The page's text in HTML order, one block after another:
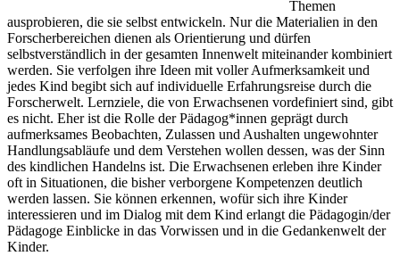
Themen
ausprobieren, die sie selbst entwickeln. Nur die Materialien in den
Forscherbereichen dienen als Orientierung und dürfen
selbstverständlich in der gesamten Innenwelt miteinander kombiniert
werden. Sie verfolgen ihre Ideen mit voller Aufmerksamkeit und
jedes Kind begibt sich auf individuelle Erfahrungsreise durch die
Forscherwelt. Lernziele, die von Erwachsenen vordefiniert sind, gibt
es nicht. Eher ist die Rolle der Pädagog*innen geprägt durch
aufmerksames Beobachten, Zulassen und Aushalten ungewohnter
Handlungsabläufe und dem Verstehen wollen dessen, was der Sinn
des kindlichen Handelns ist. Die Erwachsenen erleben ihre Kinder
oft in Situationen, die bisher verborgene Kompetenzen deutlich
werden lassen. Sie können erkennen, wofür sich ihre Kinder
interessieren und im Dialog mit dem Kind erlangt die Pädagogin/der
Pädagoge Einblicke in das Vorwissen und in die Gedankenwelt der
Kinder.